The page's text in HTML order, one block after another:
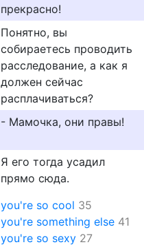
прекрасно!
Понятно, вы
собираетесь проводить
расследование, а как я
должен сейчас
расплачиваться?
- Мамочка, они правы!
Я его тогда усадил
прямо сюда.
you're so cool 35
you're something else 41
you're so sexy 27